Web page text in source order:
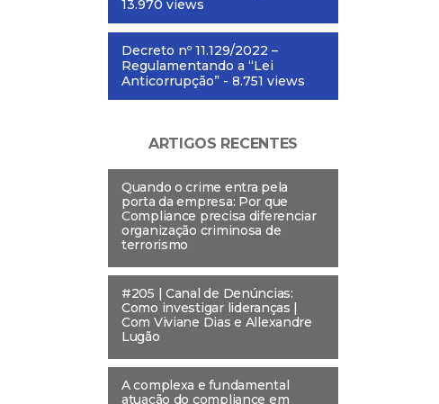
13.970 views
Decreto nº 11.129/2022 –
Regulamentando a “Lei
Anticorrupção” - 8.751 views
ARTIGOS RECENTES
Quando o crime entra pela
porta da empresa: Por que
Compliance precisa diferenciar
organização criminosa de
terrorismo
#205 | Canal de Denúncias:
Como investigar lideranças |
Com Viviane Dias e Allexandre
Lugão
A complexa e fundamental
atuação do compliance em